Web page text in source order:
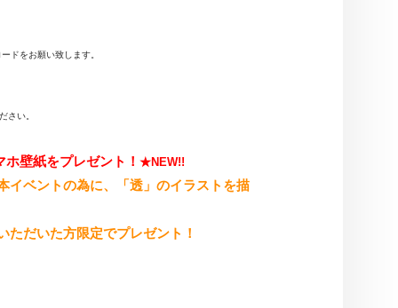
ドをお願い致します。
さい
壁紙をプレゼント！ ★NEW!!
イベントの為に、「透」 のイラストを描
ただいた方限定でプレゼント！